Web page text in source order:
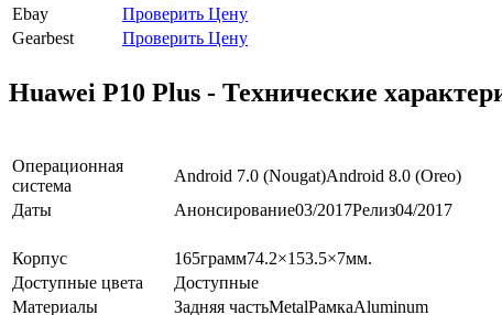
Ebay
Проверить Цену
Gearbest
Проверить Цену
Huawei P10 Plus - Технические
Операционная
система
Android 7.0 (Nougat)Android 8.0 (Oreo)
Даты
Анонсирование03/2017Релиз04/2017
Корпус
165грамм74.2×153.5×7мм.
Доступные цвета
Доступные
Материалы
Задняя частьMetalРамкаAluminum